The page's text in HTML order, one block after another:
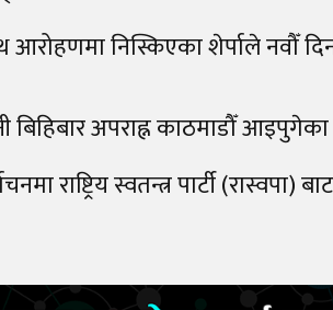
आरोहणमा निस्किएका शेर्पाले
अपराह्न काठमाडौँ
राष्ट्रिय स्वतन्त्र पार्टी